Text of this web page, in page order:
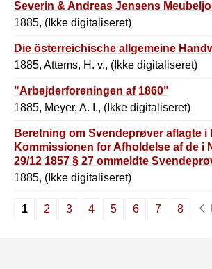
Severin & Andreas Jensens
1885, (Ikke digitaliseret)
Die österreichische allgemeine
1885, Attems, H. v., (Ikke digitaliseret)
"Arbejderforeningen af 1860"
1885, Meyer, A. I., (Ikke digitaliseret)
Beretning om Svendeprøver aflagte
Kommissionen for Afholdelse af de i
29/12 1857 § 27 ommeldte
1885, (Ikke digitaliseret)
1 2 3 4 5 6 7 8